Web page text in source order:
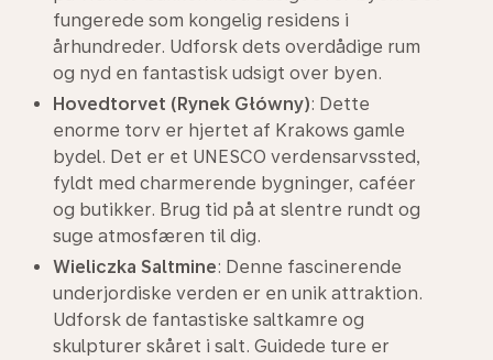
fungerede som kongelig residens i
århundreder. Udforsk dets overdådige rum
og nyd en fantastisk udsigt over byen.
Hovedtorvet (Rynek Główny): Dette
enorme torv er hjertet af Krakows gamle
bydel. Det er et UNESCO verdensarvssted,
fyldt med charmerende bygninger, caféer
og butikker. Brug tid på at slentre rundt og
suge atmosfæren til dig.
Wieliczka Saltmine: Denne fascinerende
underjordiske verden er en unik attraktion.
Udforsk de fantastiske saltkamre og
skulpturer skåret i salt. Guidede ture er